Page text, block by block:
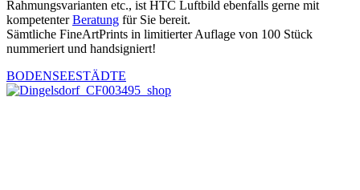
Rahmungsvarianten etc., ist HTC Luftbild ebenfalls gerne mit
kompetenterBeratung für Sie bereit.
Sämtliche FineArtPrints in limitierter Auflage von 100 Stück
nummeriert und handsigniert!
BODENSEESTÄDTE